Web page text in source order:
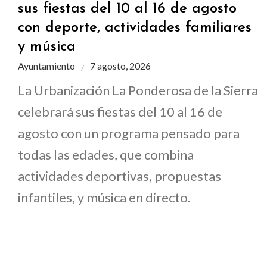
sus fiestas del 10 al 16 de agosto
con deporte, actividades familiares
y música
Ayuntamiento 7 agosto, 2026
La Urbanización La Ponderosa de la Sierra
celebrará sus fiestas del 10 al 16 de
agosto con un programa pensado para
todas las edades, que combina
actividades deportivas, propuestas
infantiles, y música en directo.